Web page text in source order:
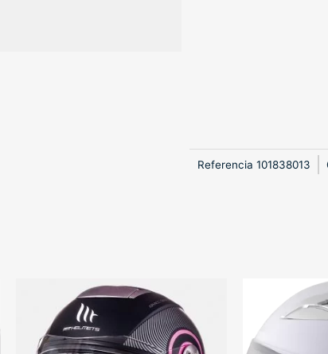
Referencia 101838013